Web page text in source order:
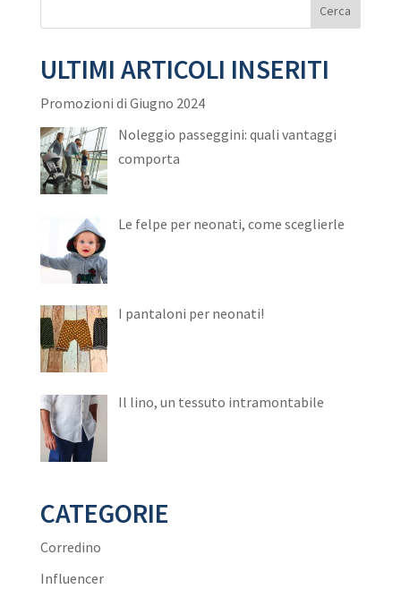
ULTIMI ARTICOLI INSERITI
Promozioni di Giugno 2024
Noleggio passeggini: quali vantaggi
comporta
Le felpe per neonati, come sceglierle
I pantaloni per neonati!
Il lino, un tessuto intramontabile
CATEGORIE
Corredino
Influencer